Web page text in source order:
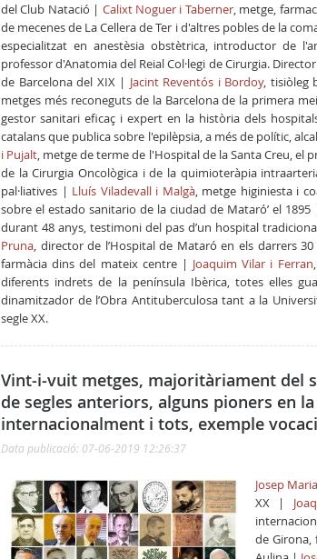
del Club Natació | Calixt Noguer i Taberner, metge,
de mecenes de La Cellera de Ter i d'altres pobles de la
especialitzat en anestèsia obstètrica, introductor de
professor d'Anatomia del Reial Col·legi de Cirurgia.
de Barcelona del XIX | Jacint Reventós i Bordoy, tisiòleg
metges més reconeguts de la Barcelona de la primera
gestor sanitari eficaç i expert en la història dels
catalans que publica sobre l'epilèpsia, a més de polític,
i Pujalt, metgede terme de l'Hospital de la Santa Creu, el
de la Cirurgia Oncològica i de la quimioteràpia
pal·liatives | Lluís Viladevall i Malgà, metge higiniesta i
sobre el estado sanitario de la ciudad de Mataró’ el 1895 |
durant 48 anys, testimoni del pas d’un hospital
Pruna, director de l’Hospital de Mataró en els darrers
farmàcia dins del mateix centre | Joaquim Vilar i Ferran
diferents indrets de la península Ibèrica, totes elles
dinamitzador de l’Obra Antituberculosa tant a la
segle XX.
Vint-i-vuit metges, majoritàriament del
de segles anteriors, alguns pioners en
internacionalment i tots, exemple
Data publicació: 07-06-2019 12:26:37
Josep
XX |
de Girona,